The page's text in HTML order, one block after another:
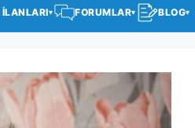
İLANLARI▾ FORUMLAR▾ BLOG▾